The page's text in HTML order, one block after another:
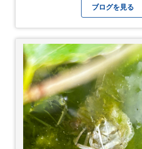
て本当に良かったです！ そして美味しい物もたく
さん。 写真は地元のスーパーで
土産たち。 お好み焼きもやっぱ
ね！ 広島また遊びに行きたいで
ブログを見る